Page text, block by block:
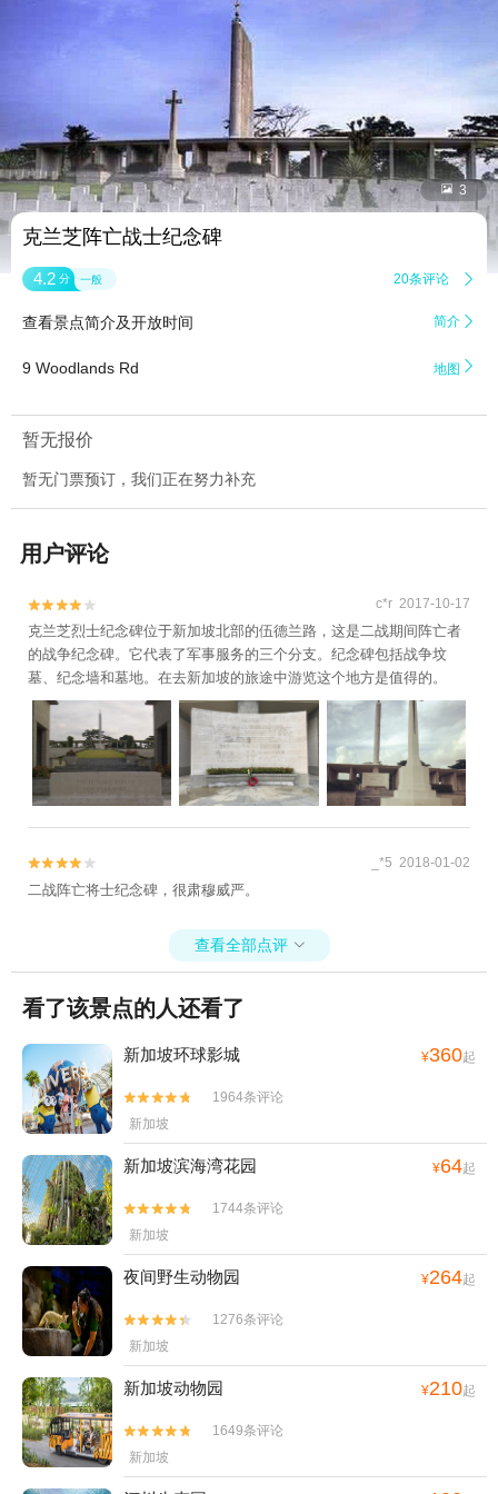
 3
克兰芝阵亡战士纪念碑
4.2 分 一般 20条评论 
查看景点简介及开放时间 简介 
9 Woodlands Rd 地图 
暂无报价
暂无门票预订，我们正在努力补充
用户评论

 c*r 2017-10-17
克兰芝烈士纪念碑位于新加坡北部的伍德兰路，这是二战期间阵亡者
的战争纪念碑。它代表了军事服务的三个分支。纪念碑包括战争坟
墓、纪念墙和墓地。在去新加坡的旅途中游览这个地方是值得的。

 _*5 2018-01-02
二战阵亡将士纪念碑，很肃穆威严。
查看全部点评 
看了该景点的人还看了
新加坡环球影城 ¥360起


1964条评论
新加坡
新加坡滨海湾花园 ¥64起


1744条评论
新加坡
夜间野生动物园 ¥264起


1276条评论
新加坡
新加坡动物园 ¥210起


1649条评论
新加坡